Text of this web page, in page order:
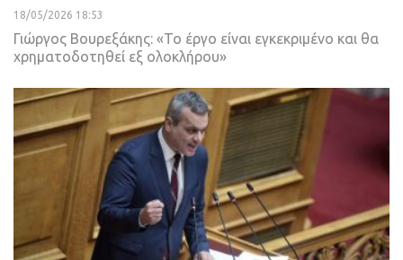
18/05/2026 18:53
Γιώργος Βουρεξάκης: «Το έργο είναι εγκεκριμένο και θα
χρηματοδοτηθεί εξ ολοκλήρου»